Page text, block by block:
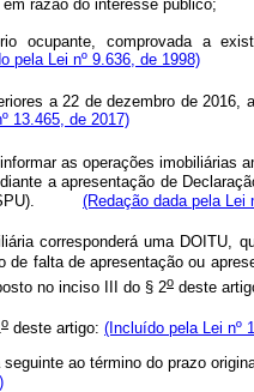
em razão do interesse
ocupante, comprovada a
pela Lei nº 9.636, de 1998)
a 22 de dezembro de 2016,
13.465, de 2017)
as operações imobiliárias
a apresentação de
(SPU). (Redação dada pela Lei
corresponderá uma DOITU,
de falta de apresentação ou
no inciso III do § 2o deste
o deste artigo: (Incluído pela Lei nº
ao término do prazo